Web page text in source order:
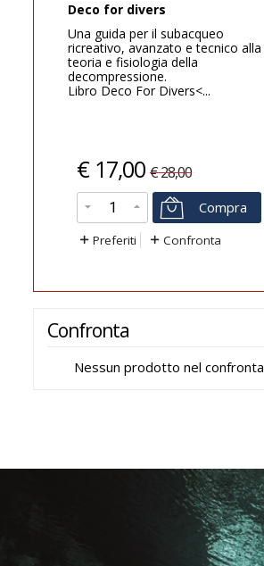
Deco for divers
Una guida per il subacqueo
ricreativo, avanzato e tecnico alla
teoria e fisiologia della
decompressione.
Libro Deco For Divers<...
€ 17,00 €28,00
Compra
Preferiti Confronta
Confronta
Nessun prodotto nel confronta